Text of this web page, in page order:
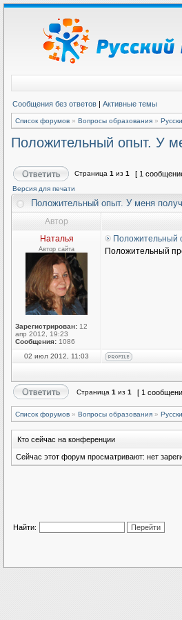
Сообщения без ответов | Активные темы
Список форумов » Вопросы образования »
Положительный опыт. У
Страница 1 из 1 [ 1
Версия для печати
Положительный опыт. У меня
Автор
Наталья
Автор сайта
Зарегистрирован: 12
апр 2012, 19:23
Сообщения: 1086
Положительный
Положительный
02 июл 2012, 11:03
Страница 1 из 1 [ 1
Список форумов » Вопросы образования »
Кто сейчас на конференции
Сейчас этот форум просматривают: нет
Найти: